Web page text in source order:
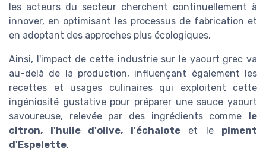
les acteurs du secteur cherchent continuellement à
innover, en optimisant les processus de fabrication et
en adoptant des approches plus écologiques.
Ainsi, l'impact de cette industrie sur le yaourt grec va
au-delà de la production, influençant également les
recettes et usages culinaires qui exploitent cette
ingéniosité gustative pour préparer une sauce yaourt
savoureuse, relevée par des ingrédients comme le
citron, l'huile d'olive, l'échaloteet le piment
d'Espelette.